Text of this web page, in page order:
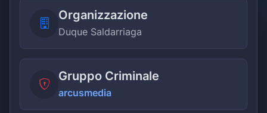
Organizzazione
Duque Saldarriaga
Gruppo Criminale
arcusmedia